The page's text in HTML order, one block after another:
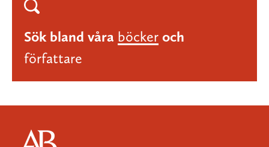
Sök bland våra böcker och
författare